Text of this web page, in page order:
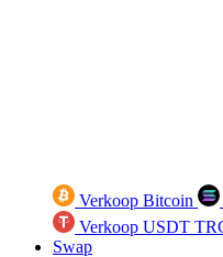
Verkoop Bitcoin
Verkoop USDT
Swap